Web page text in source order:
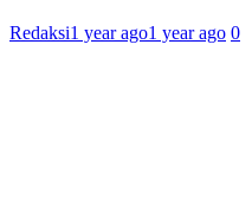
Redaksi1 year ago1 year ago 0